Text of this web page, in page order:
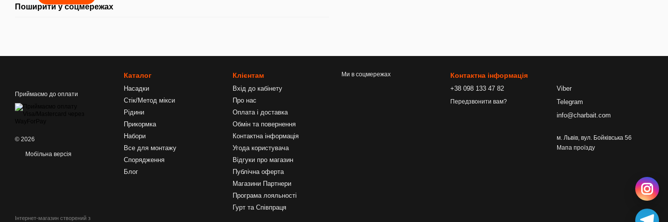
Поширити у соцмережах
Приймаємо до оплати
© 2026
Мобільна версія
Інтернет-магазин створений з
Каталог
Насадки
Стік/Метод мікси
Рідини
Прикормка
Набори
Все для монтажу
Спорядження
Блог
Клієнтам
Вхід до кабінету
Про нас
Оплата і доставка
Обмін та повернення
Контактна інформація
Угода користувача
Відгуки про магазин
Публічна оферта
Магазини Партнери
Програма лояльності
Гурт та Співпраця
Ми в соцмережах Контактна інформація
+38 098 133 47 82
Передзвонити вам?
Viber
Telegram
info@charbait.com
м. Львів, вул. Бойківська 56
Мапа проїзду